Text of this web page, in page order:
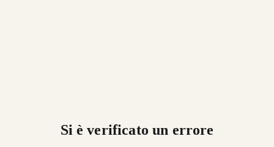
Si è verificato un errore